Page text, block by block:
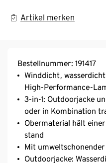
Artikel merken
Bestellnummer: 191417
Winddicht,
High-Performance-
3-in-1: Outdoorjacke
oder in Kombination
Obermaterial hält
stand
Mit
Outdoorjacke: